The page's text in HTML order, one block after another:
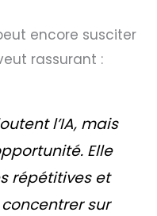
encore susciter
rassurant :
l’IA, mais
Elle
répétitives et
sur